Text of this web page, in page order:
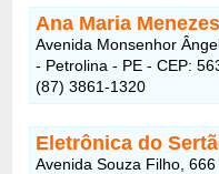
Ana Maria
Avenida Monsenhor
- Petrolina - PE - CEP:
(87) 3861-1320
Eletrônica do
Avenida Souza Filho,